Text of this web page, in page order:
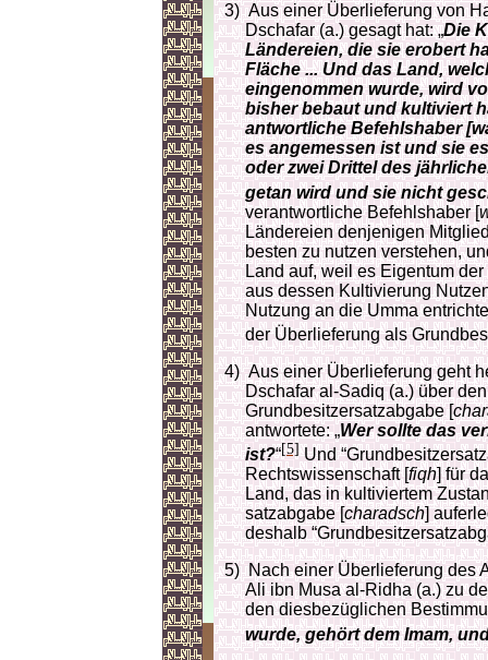
3) Aus einer Überlieferung von
Dschafar (a.) gesagt hat: „Die
Ländereien, die sie erobert
Fläche ... Und das Land,
eingenommen wurde, wird
bisher bebaut und kultiviert
ant­wortliche Befehlshaber
es angemessen ist und sie
oder zwei Drittel des
getan wird und sie nicht
verantwortliche Be­fehls­haber [
Län­de­rei­en denjenigen
besten zu nutzen verstehen,
Land auf, weil es Eigentum
aus dessen Kultivierung
Nutzung an die Umma
der Überlieferung als
4) Aus einer Überlieferung geht
Dschafar al-Sadiq (a.) über
Grundbesitzersatzabgabe [
antwortete: „Wer sollte das
ist?“[5]Und
Rechtswissenschaft [fiqh] für
Land, das in kultiviertem
satz­abgabe [charadsch]
deshalb
5) Nach einer Überlieferung des
Ali ibn Musa al-Ridha (a.) zu
den diesbezüglichen
wurde, gehört dem Imam,